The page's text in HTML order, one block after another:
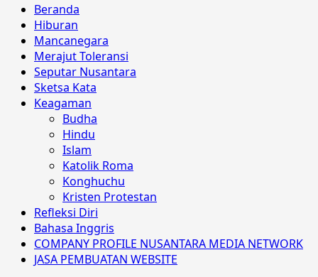
Beranda
Hiburan
Mancanegara
Merajut Toleransi
Seputar Nusantara
Sketsa Kata
Keagaman
Budha
Hindu
Islam
Katolik Roma
Konghuchu
Kristen Protestan
Refleksi Diri
Bahasa Inggris
COMPANY PROFILE NUSANTARA MEDIA NETWORK
JASA PEMBUATAN WEBSITE